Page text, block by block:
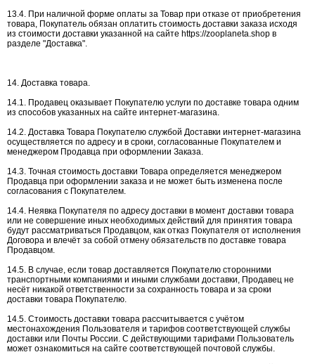
13.4. При наличной форме оплаты за Товар при отказе от приобретения
товара, Покупатель обязан оплатить стоимость доставки заказа исходя
из стоимости доставки указанной на сайте https://zooplaneta.shop в
разделе "Доставка".
14. Доставка товара.
14.1. Продавец оказывает Покупателю услуги по доставке товара одним
из способов указанных на сайте интернет-магазина.
14.2. Доставка Товара Покупателю службой Доставки интернет-магазина
осуществляется по адресу и в сроки, согласованные Покупателем и
менеджером Продавца при оформлении Заказа.
14.3. Точная стоимость доставки Товара определяется менеджером
Продавца при оформлении заказа и не может быть изменена после
согласования с Покупателем.
14.4. Неявка Покупателя по адресу доставки в момент доставки товара
или не совершение иных необходимых действий для принятия товара
будут рассматриваться Продавцом, как отказ Покупателя от исполнения
Договора и влечёт за собой отмену обязательств по доставке товара
Продавцом.
14.5. В случае, если товар доставляется Покупателю сторонними
транспортными компаниями и иными службами доставки, Продавец не
несёт никакой ответственности за сохранность товара и за сроки
доставки товара Покупателю.
14.5. Стоимость доставки товара рассчитывается с учётом
местонахождения Пользователя и тарифов соответствующей службы
доставки или Почты России. С действующими тарифами Пользователь
может ознакомиться на сайте соответствующей почтовой службы.